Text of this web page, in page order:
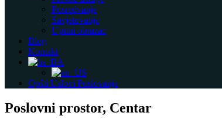
Posredvanje
Savjetovanje
Upitni obrazac
Blog
Kontakt
Opšti Uslovi Poslovanja
Poslovni prostor, Centar